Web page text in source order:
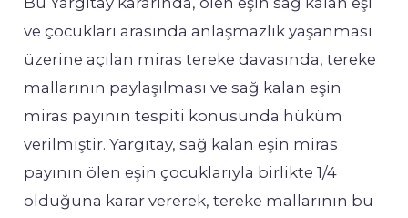
ve çocukları arasında anlaşmazlık yaşanması
üzerine açılan miras tereke davasında, tereke
mallarının paylaşılması ve sağ kalan eşin
miras payının tespiti konusunda hüküm
verilmiştir. Yargıtay, sağ kalan eşin miras
payının ölen eşin çocuklarıyla birlikte 1/4
olduğuna karar vererek, tereke mallarının bu